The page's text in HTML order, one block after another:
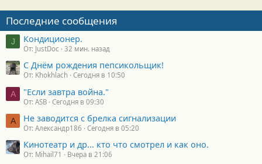
о
с
т
:
Последние сообщения
J Кондиционер.
От: JustDoc 32 мин. назад
С Днём рождения пепсикольщик!
От: Khokhlach Сегодня в 10:50
A "Если завтра война."
От: ASB Сегодня в 09:30
А Не заводится с брелка сигнализации
От: Александр186 Сегодня в 05:20
Кинотеатр и др... кто что смотрел и как оно.
От: Mihail71 Вчера в 21:06